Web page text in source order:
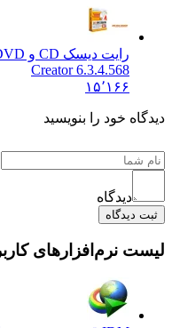
رایت دیسک CD و DVD و بلوری AVS
Creator 6.3.4.568
۱۵٬۱۶۶
خود را بنویسید
دیدگاه
نرم‌افزارهای کاربردی